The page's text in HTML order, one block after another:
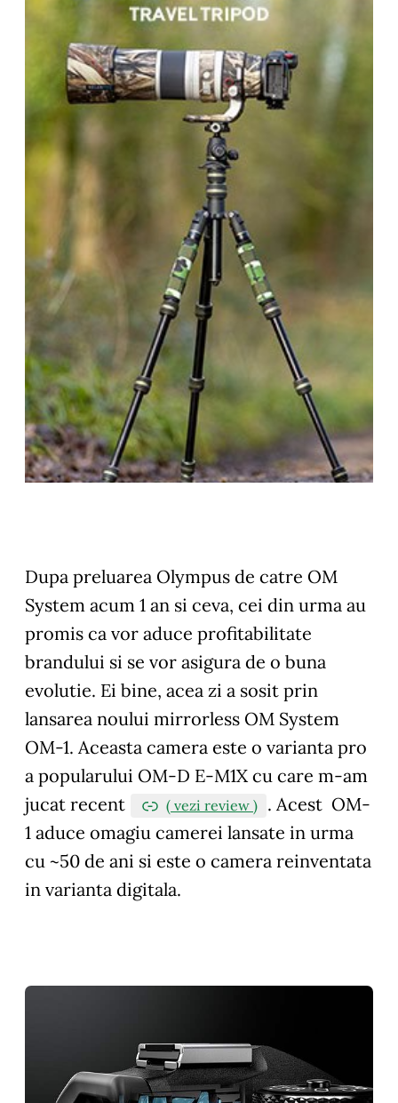
Dupa preluarea Olympus de catre OM
System acum 1 an si ceva, cei din urma au
promis ca vor aduce profitabilitate
brandului si se vor asigura de o buna
evolutie. Ei bine, acea zi a sosit prin
lansarea noului mirrorless OM System
OM-1. Aceasta camera este o varianta pro
a popularului OM-D E-M1X cu care m-am
jucat recent
( vezi review ) . Acest OM-
1 aduce omagiu camerei lansate in urma
cu ~50 de ani si este o camera reinventata
in varianta digitala.